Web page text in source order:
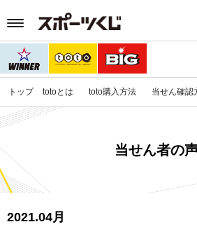
トップ totoとは toto購入方法 当せん確認
当せん者の
2021.04月